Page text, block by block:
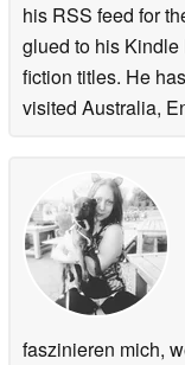
his RSS feed for
glued to his
fiction titles. He
visited Australia,
faszinieren mich,